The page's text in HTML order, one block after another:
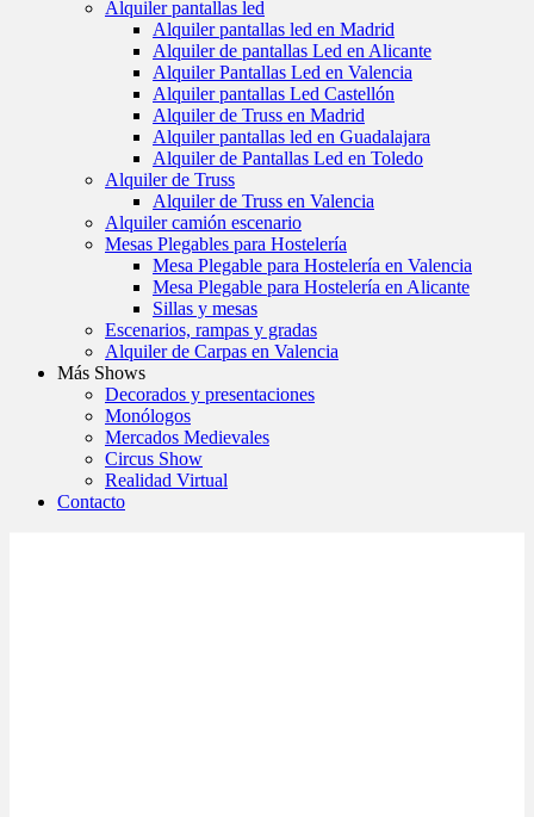
Alquiler pantallas led
Alquiler pantallas led en Madrid
Alquiler de pantallas Led en Alicante
Alquiler Pantallas Led en Valencia
Alquiler pantallas Led Castellón
Alquiler de Truss en Madrid
Alquiler pantallas led en Guadalajara
Alquiler de Pantallas Led en Toledo
Alquiler de Truss
Alquiler de Truss en Valencia
Alquiler camión escenario
Mesas Plegables para Hostelería
Mesa Plegable para Hostelería en Valencia
Mesa Plegable para Hostelería en Alicante
Sillas y mesas
Escenarios, rampas y gradas
Alquiler de Carpas en Valencia
Más Shows
Decorados y presentaciones
Monólogos
Mercados Medievales
Circus Show
Realidad Virtual
Contacto